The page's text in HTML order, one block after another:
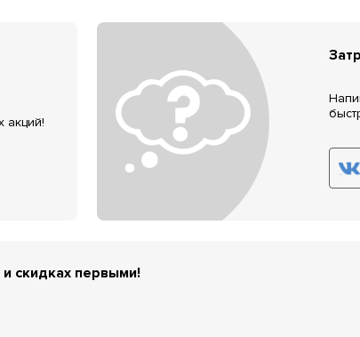
акций!
скидках первыми!